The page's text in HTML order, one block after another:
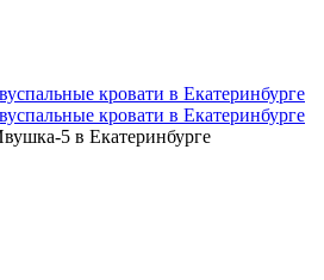
кровати в Екатеринбурге
кровати в Екатеринбурге
5 в Екатеринбурге